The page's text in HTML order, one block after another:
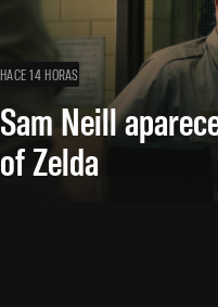
HACE 14 HORAS
Sam Neill
of Zelda